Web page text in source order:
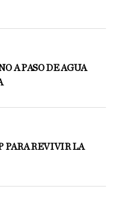
A PASO DE AGUA
PARA REVIVIR LA